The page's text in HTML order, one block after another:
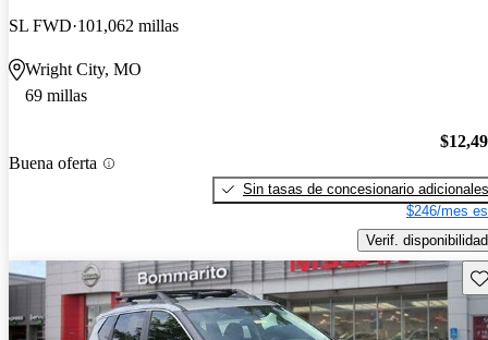
SL FWD 101,062 millas
Wright City, MO
69 millas
Buena oferta
Sin tasas de concesionario adicionales
$246/mes
Verif. disponibilidad